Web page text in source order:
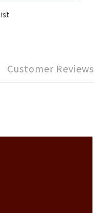
Customer Reviews